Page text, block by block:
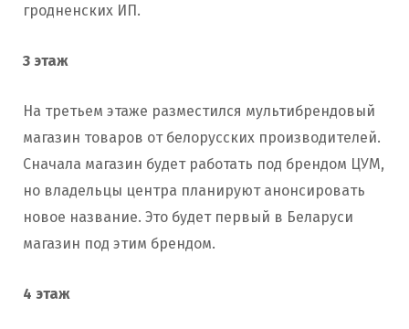
гродненских ИП.
3 этаж
На третьем этаже разместился мультибрендовый
магазин товаров от белорусских производителей.
Сначала магазин будет работать под брендом ЦУМ,
но владельцы центра планируют анонсировать
новое название. Это будет первый в Беларуси
магазин под этим брендом.
4 этаж